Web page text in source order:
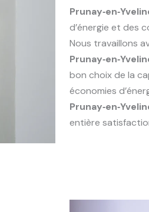
d’énergie et des
Nous travaillons
bon choix de la
économies
entière